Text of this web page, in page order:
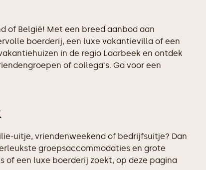
of België! Met een breed aanbod aan
boerderij, een luxe vakantievilla of een
in de regio Laarbeek en ontdek
of collega's. Ga voor een
uitje, vriendenweekend of bedrijfsuitje? Dan
groepsaccommodaties en grote
of een luxe boerderij zoekt, op deze pagina